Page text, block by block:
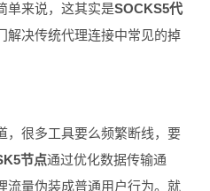
单来说，这其实是SOCKS5代
解决传统代理连接中常见的掉
，很多工具要么频繁断线，要
节点通过优化数据传输通
流量伪装成普通用户行为。就